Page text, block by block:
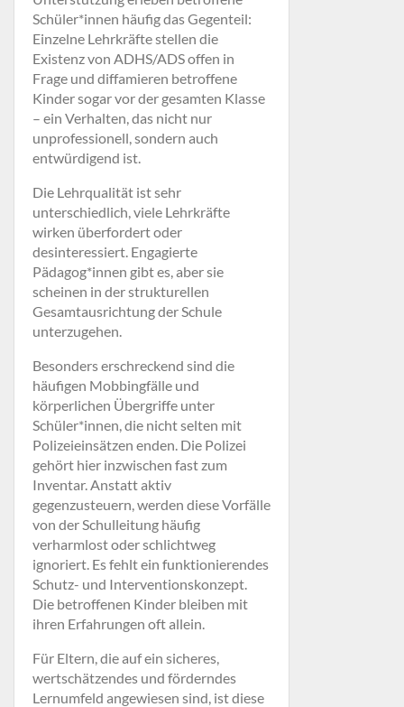
Schüler*innen häufig das Gegenteil:
Einzelne Lehrkräfte stellen die
Existenz von ADHS/ADS offen in
Frage und diffamieren betroffene
Kinder sogar vor der gesamten Klasse
– ein Verhalten, das nicht nur
unprofessionell, sondern auch
entwürdigend ist.
Die Lehrqualität ist sehr
unterschiedlich, viele Lehrkräfte
wirken überfordert oder
desinteressiert. Engagierte
Pädagog*innen gibt es, aber sie
scheinen in der strukturellen
Gesamtausrichtung der Schule
unterzugehen.
Besonders erschreckend sind die
häufigen Mobbingfälle und
körperlichen Übergriffe unter
Schüler*innen, die nicht selten mit
Polizeieinsätzen enden. Die Polizei
gehört hier inzwischen fast zum
Inventar. Anstatt aktiv
gegenzusteuern, werden diese Vorfälle
von der Schulleitung häufig
verharmlost oder schlichtweg
ignoriert. Es fehlt ein funktionierendes
Schutz- und Interventionskonzept.
Die betroffenen Kinder bleiben mit
ihren Erfahrungen oft allein.
Für Eltern, die auf ein sicheres,
wertschätzendes und förderndes
Lernumfeld angewiesen sind, ist diese